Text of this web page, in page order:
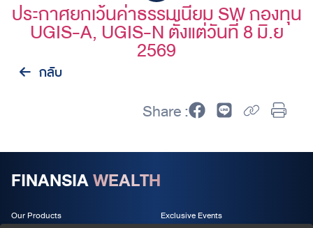
ประกาศยกเว้นค่าธรรมเนียม SW กองทุน
UGIS-A, UGIS-N ตั้งแต่วันที่ 8 มิ.ย
2569
กลับ
Share :
FINANSIAWEALTH
Our Products Exclusive Events